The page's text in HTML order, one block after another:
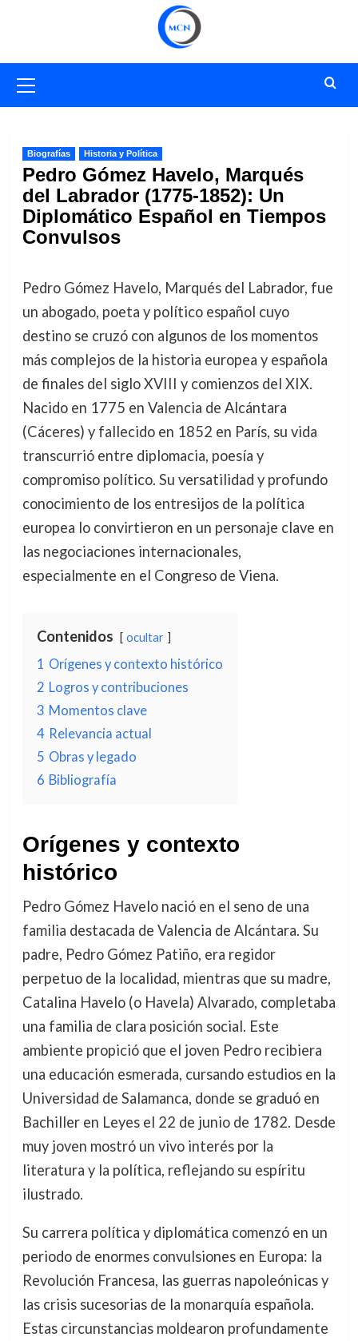
primario
Biografías Historia y Política
Pedro Gómez Havelo, Marqués
del Labrador (1775-1852): Un
Diplomático Español en Tiempos
Convulsos
Pedro Gómez Havelo, Marqués del Labrador, fue
un abogado, poeta y político español cuyo
destino se cruzó con algunos de los momentos
más complejos de la historia europea y española
de finales del siglo XVIII y comienzos del XIX.
Nacido en 1775 en Valencia de Alcántara
(Cáceres) y fallecido en 1852 en París, su vida
transcurrió entre diplomacia, poesía y
compromiso político. Su versatilidad y profundo
conocimiento de los entresijos de la política
europea lo convirtieron en un personaje clave en
las negociaciones internacionales,
especialmente en el Congreso de Viena.
Contenidos ocultar
1 Orígenes y contexto histórico
2 Logros y contribuciones
3 Momentos clave
4 Relevancia actual
5 Obras y legado
6 Bibliografía
Orígenes y contexto
histórico
Pedro Gómez Havelo nació en el seno de una
familia destacada de Valencia de Alcántara. Su
padre, Pedro Gómez Patiño, era regidor
perpetuo de la localidad, mientras que su madre,
Catalina Havelo (o Havela) Alvarado, completaba
una familia de clara posición social. Este
ambiente propició que el joven Pedro recibiera
una educación esmerada, cursando estudios en la
Universidad de Salamanca, donde se graduó en
Bachiller en Leyes el 22 de junio de 1782. Desde
muy joven mostró un vivo interés por la
literatura y la política, reflejando su espíritu
ilustrado.
Su carrera política y diplomática comenzó en un
periodo de enormes convulsiones en Europa: la
Revolución Francesa, las guerras napoleónicas y
las crisis sucesorias de la monarquía española.
Estas circunstancias moldearon profundamente